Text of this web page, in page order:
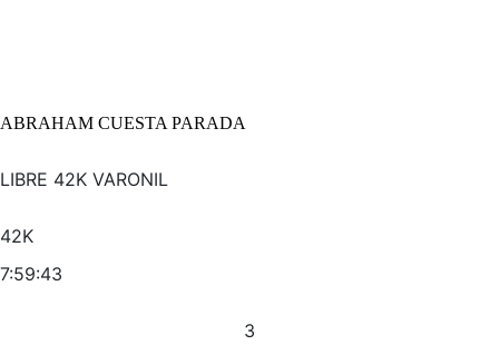
ABRAHAM CUESTA PARADA
LIBRE 42K VARONIL
42K
7:59:43
3